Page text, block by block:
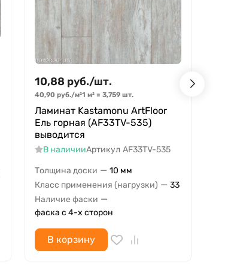
10,88 руб./шт.
40,90 руб./м²1 м² = 3,759 шт.
Ламинат Kastamonu ArtFloor
Ель горная (AF33TV-535)
выводится
В наличииАртикул AF33TV-535
Толщина доски — 10 мм
Класс применения (нагрузки) — 33
Наличие фаски —
фаска с 4-х сторон
В корзину